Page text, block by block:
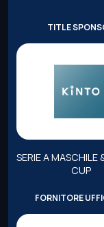
TITLE
SERIE A MASCHILE
CUP
FORNITORE